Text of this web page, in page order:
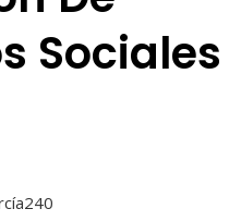
Sociales
240